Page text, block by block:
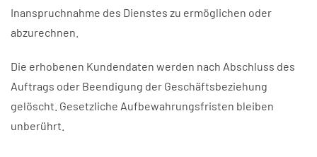
Inanspruchnahme des Dienstes zu ermöglichen oder
abzurechnen.
Die erhobenen Kundendaten werden nach Abschluss des
Auftrags oder Beendigung der Geschäftsbeziehung
gelöscht. Gesetzliche Aufbewahrungsfristen bleiben
unberührt.